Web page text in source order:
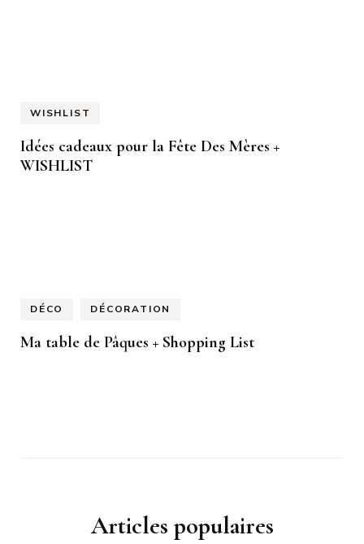
WISHLIST
Idées cadeaux pour la Fête Des Mères +
WISHLIST
DÉCO DÉCORATION
Ma table de Pâques + Shopping List
Articles populaires